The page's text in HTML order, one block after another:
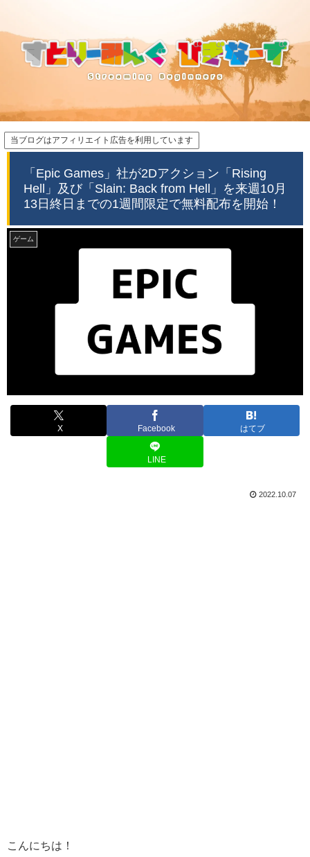
当ブログはアフィリエイト広告を利用しています
「Epic Games」社が2Dアクション「Rising
Hell」及び「Slain: Back from Hell」を来週10月
13日終日までの1週間限定で無料配布を開始！
ゲーム
X Facebook はてブ
LINE
2022.10.07
こんにちは！